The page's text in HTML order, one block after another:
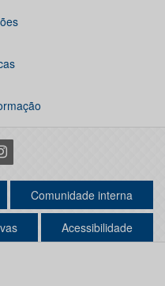
Comunidade interna
Acessibilidade